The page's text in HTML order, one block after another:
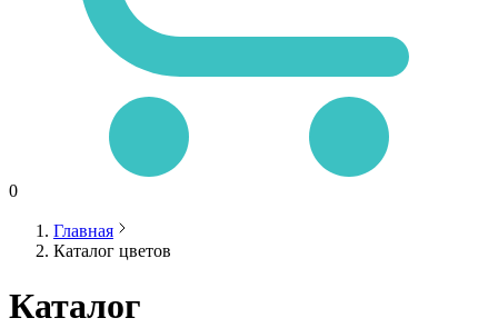
0
Главная
Каталог цветов
Каталог